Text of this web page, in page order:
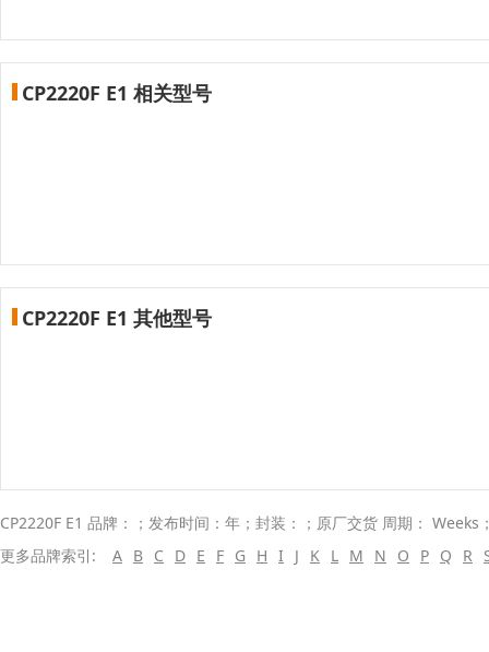
CP2220F E1 相关型号
CP2220F E1 其他型号
CP2220F E1 品牌：；发布时间：年；封装：；原厂交货 周期： Weeks
更多品牌索引:
A B C D E F G H I J K L M N O P Q R